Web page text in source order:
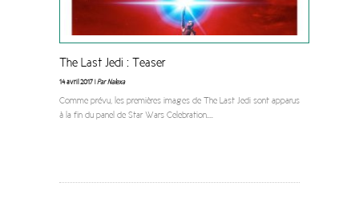
The Last Jedi : Teaser
14 avril 2017 |Par Nalexa
Comme prévu, les premières images de The Last Jedi sont apparus
à la fin du panel de Star Wars Celebration....